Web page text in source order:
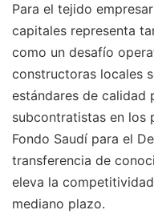
Para el tejido
capitales representa
como un desafío
constructoras locales
estándares de calidad
subcontratistas en los
Fondo Saudí para el
transferencia de
eleva la
mediano plazo.